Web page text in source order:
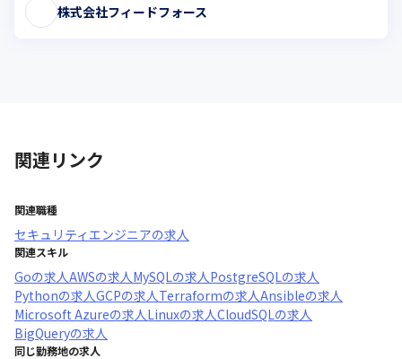
株式会社フィードフォース
関連リンク
関連職種
セキュリティエンジニアの求人
関連スキル
Goの求人AWSの求人MySQLの求人PostgreSQLの求人
Pythonの求人GCPの求人Terraformの求人Ansibleの求人
Microsoft Azureの求人Linuxの求人CloudSQLの求人
BigQueryの求人
同じ勤務地の求人